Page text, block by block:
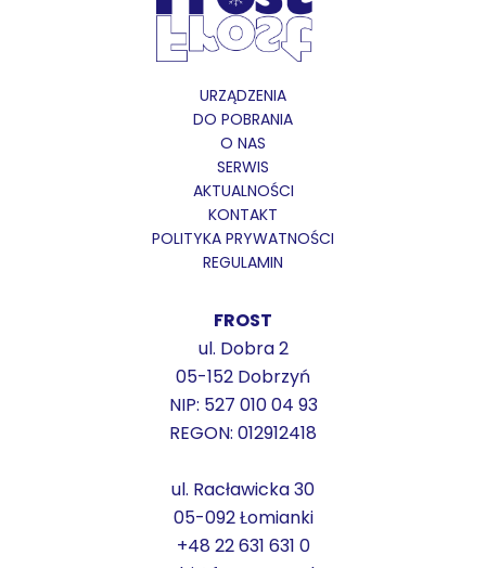
URZĄDZENIA
DO POBRANIA
O NAS
SERWIS
AKTUALNOŚCI
KONTAKT
POLITYKA PRYWATNOŚCI
REGULAMIN
FROST
ul. Dobra 2
05-152 Dobrzyń
NIP: 527 010 04 93
REGON: 012912418
ul. Racławicka 30
05-092 Łomianki
+48 22 631 631 0